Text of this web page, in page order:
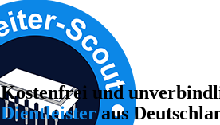
Kostenfrei und
Dientleisteraus